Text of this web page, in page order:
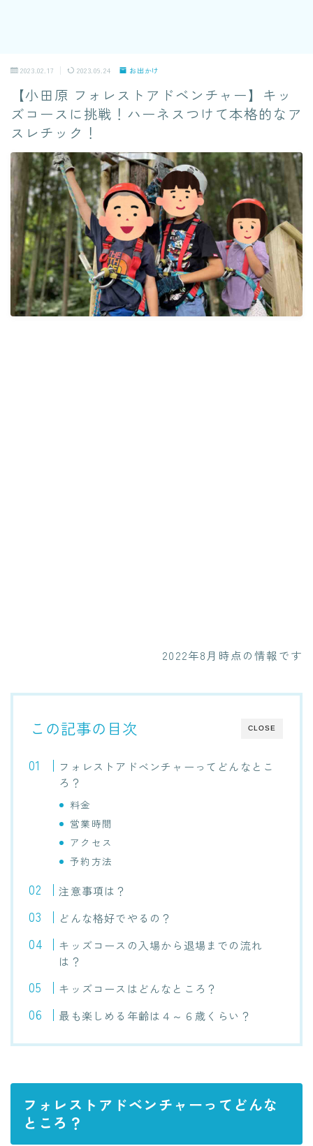
2023.02.17 2023.09.24 お出かけ
【小田原 フォレストアドベンチャー】キッ
ズコースに挑戦！ハーネスつけて本格的なア
スレチック！
2022年8月時点の情報です
CLOSE
この記事の目次
フォレストアドベンチャーってどんなとこ
ろ？
料金
営業時間
アクセス
予約方法
注意事項は？
どんな格好でやるの？
キッズコースの入場から退場までの流れ
は？
キッズコースはどんなところ？
最も楽しめる年齢は４～６歳くらい？
フォレストアドベンチャーってどんな
ところ？